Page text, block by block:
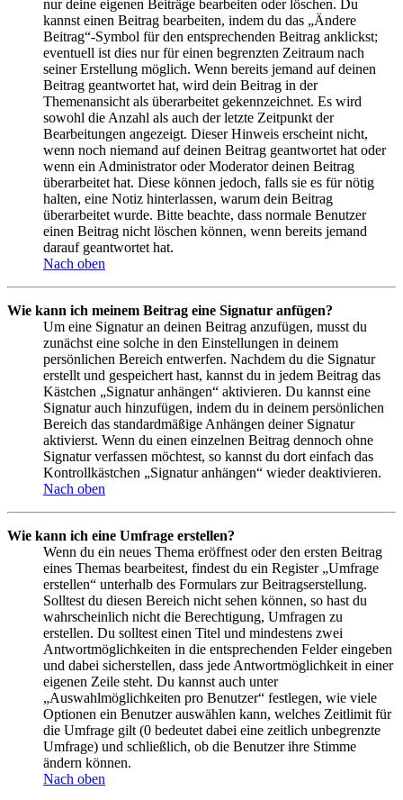
nur deine eigenen Beiträge bearbeiten oder löschen. Du
kannst einen Beitrag bearbeiten, indem du das „Ändere
Beitrag“-Symbol für den entsprechenden Beitrag anklickst;
eventuell ist dies nur für einen begrenzten Zeitraum nach
seiner Erstellung möglich. Wenn bereits jemand auf deinen
Beitrag geantwortet hat, wird dein Beitrag in der
Themenansicht als überarbeitet gekennzeichnet. Es wird
sowohl die Anzahl als auch der letzte Zeitpunkt der
Bearbeitungen angezeigt. Dieser Hinweis erscheint nicht,
wenn noch niemand auf deinen Beitrag geantwortet hat oder
wenn ein Administrator oder Moderator deinen Beitrag
überarbeitet hat. Diese können jedoch, falls sie es für nötig
halten, eine Notiz hinterlassen, warum dein Beitrag
überarbeitet wurde. Bitte beachte, dass normale Benutzer
einen Beitrag nicht löschen können, wenn bereits jemand
darauf geantwortet hat.
Nach oben
Wie kann ich meinem Beitrag eine Signatur anfügen?
Um eine Signatur an deinen Beitrag anzufügen, musst du
zunächst eine solche in den Einstellungen in deinem
persönlichen Bereich entwerfen. Nachdem du die Signatur
erstellt und gespeichert hast, kannst du in jedem Beitrag das
Kästchen „Signatur anhängen“ aktivieren. Du kannst eine
Signatur auch hinzufügen, indem du in deinem persönlichen
Bereich das standardmäßige Anhängen deiner Signatur
aktivierst. Wenn du einen einzelnen Beitrag dennoch ohne
Signatur verfassen möchtest, so kannst du dort einfach das
Kontrollkästchen „Signatur anhängen“ wieder deaktivieren.
Nach oben
Wie kann ich eine Umfrage erstellen?
Wenn du ein neues Thema eröffnest oder den ersten Beitrag
eines Themas bearbeitest, findest du ein Register „Umfrage
erstellen“ unterhalb des Formulars zur Beitragserstellung.
Solltest du diesen Bereich nicht sehen können, so hast du
wahrscheinlich nicht die Berechtigung, Umfragen zu
erstellen. Du solltest einen Titel und mindestens zwei
Antwortmöglichkeiten in die entsprechenden Felder eingeben
und dabei sicherstellen, dass jede Antwortmöglichkeit in einer
eigenen Zeile steht. Du kannst auch unter
„Auswahlmöglichkeiten pro Benutzer“ festlegen, wie viele
Optionen ein Benutzer auswählen kann, welches Zeitlimit für
die Umfrage gilt (0 bedeutet dabei eine zeitlich unbegrenzte
Umfrage) und schließlich, ob die Benutzer ihre Stimme
ändern können.
Nach oben